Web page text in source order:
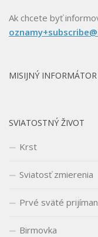
Ak chcete byť
MISIJNÝ INFORMÁTOR
SVIATOSTNÝ ŽIVOT
Krst
Sviatosť zmierenia
Prvé sväté
Birmovka